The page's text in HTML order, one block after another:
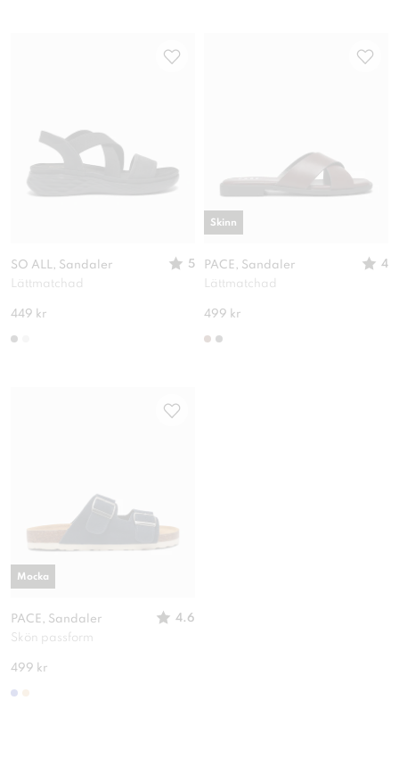
SO ALL, Sandaler
5
Lättmatchad
449 kr
PACE, Sandaler
4
Lättmatchad
499 kr
Skinn
PACE, Sandaler
4.6
Skön passform
499 kr
Mocka